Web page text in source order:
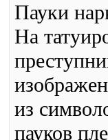
Пауки
На
из
пауков